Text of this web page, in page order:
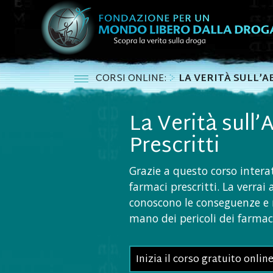
CORSI ONLINE: LA VERITÀ
La Verità
Prescritti
Grazie a questo corso
farmaci prescritti. La verrai
conoscono le conseguenze
mano dei pericoli dei
Inizia il corso gratuito online